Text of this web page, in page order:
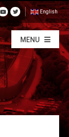
English
MENU